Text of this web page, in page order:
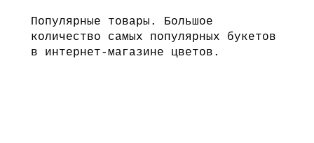
Популярные товары. Большое
количество самых популярных букетов
в интернет-магазине цветов.